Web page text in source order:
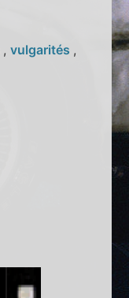
,vulgarités ,